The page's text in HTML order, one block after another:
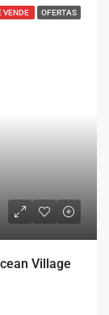
VENDE OFERTAS
Village